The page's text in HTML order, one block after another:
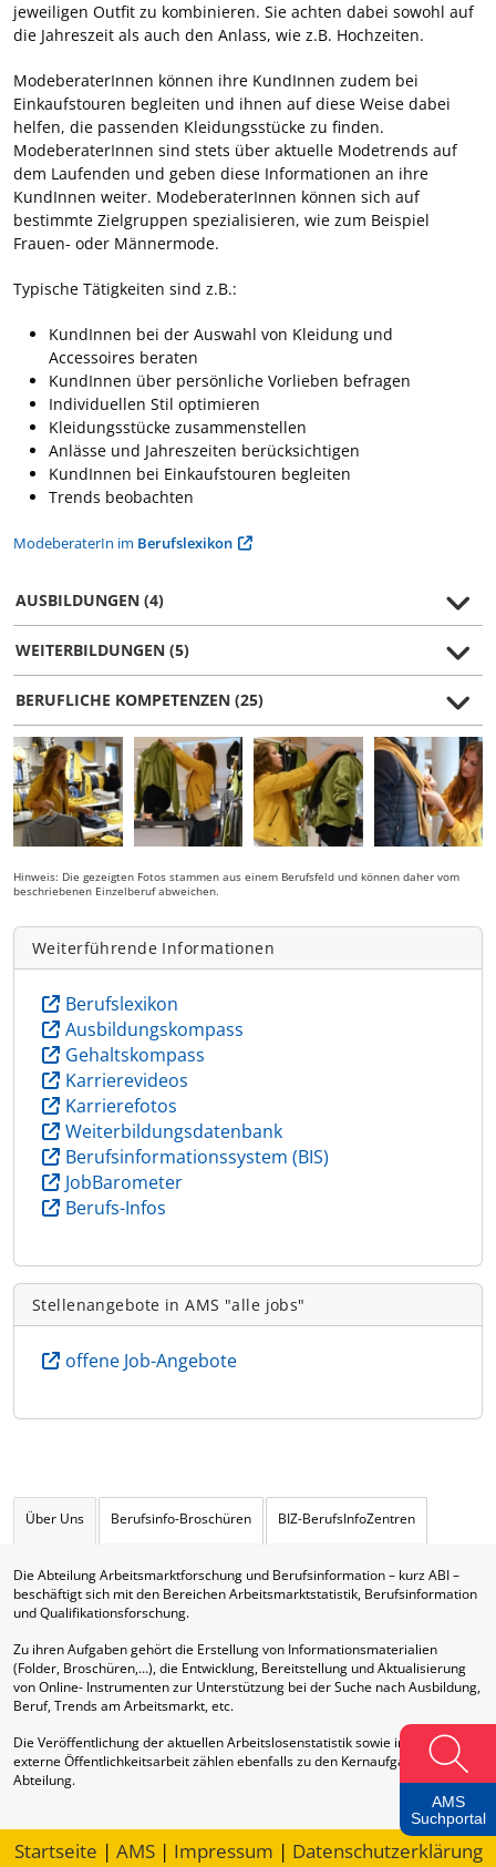
jeweiligen Outfit zu kombinieren. Sie achten dabei sowohl auf
die Jahreszeit als auch den Anlass, wie z.B. Hochzeiten.
ModeberaterInnen können ihre KundInnen zudem bei
Einkaufstouren begleiten und ihnen auf diese Weise dabei
helfen, die passenden Kleidungsstücke zu finden.
ModeberaterInnen sind stets über aktuelle Modetrends auf
dem Laufenden und geben diese Informationen an ihre
KundInnen weiter. ModeberaterInnen können sich auf
bestimmte Zielgruppen spezialisieren, wie zum Beispiel
Frauen- oder Männermode.
Typische Tätigkeiten sind z.B.:
KundInnen bei der Auswahl von Kleidung und
Accessoires beraten
KundInnen über persönliche Vorlieben befragen
Individuellen Stil optimieren
Kleidungsstücke zusammenstellen
Anlässe und Jahreszeiten berücksichtigen
KundInnen bei Einkaufstouren begleiten
Trends beobachten
ModeberaterIn im Berufslexikon
AUSBILDUNGEN (4)
WEITERBILDUNGEN (5)
BERUFLICHE KOMPETENZEN (25)
Hinweis: Die gezeigten Fotos stammen aus einem Berufsfeld und können daher vom
beschriebenen Einzelberuf abweichen.
Weiterführende Informationen
Berufslexikon
Ausbildungskompass
Gehaltskompass
Karrierevideos
Karrierefotos
Weiterbildungsdatenbank
Berufsinformationssystem (BIS)
JobBarometer
Berufs-Infos
Stellenangebote in AMS "alle jobs"
offene Job-Angebote
Über Uns Berufsinfo-Broschüren BIZ-BerufsInfoZentren
Die Abteilung Arbeitsmarktforschung und Berufsinformation – kurz ABI –
beschäftigt sich mit den Bereichen Arbeitsmarktstatistik, Berufsinformation
und Qualifikationsforschung.
Zu ihren Aufgaben gehört die Erstellung von Informationsmaterialien
(Folder, Broschüren,…), die Entwicklung, Bereitstellung und Aktualisierung
von Online- Instrumenten zur Unterstützung bei der Suche nach Ausbildung,
Beruf, Trends am Arbeitsmarkt, etc.
Die Veröffentlichung der aktuellen Arbeitslosenstatistik sowie interne und
externe Öffentlichkeitsarbeit zählen ebenfalls zu den Kernaufgaben dieser
Abteilung.
Startseite | AMS| Impressum | Datenschutzerklärung
AMS
Suchportal